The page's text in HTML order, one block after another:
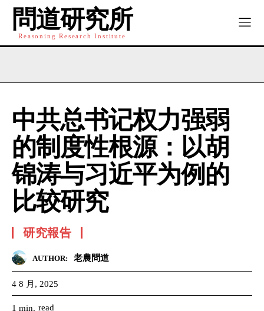
問道研究所
Reasoning Research Institute
中共总书记权力强弱
的制度性根源：以胡
锦涛与习近平为例的
比较研究
研究報告
AUTHOR: 老農問道
4 8 月, 2025
1 min. read